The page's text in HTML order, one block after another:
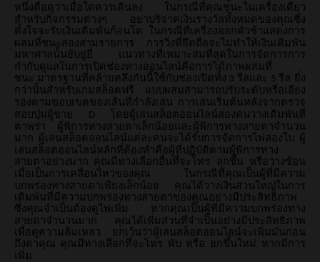
หนึ่งคือดูว่าเมื่อใดควรเดินลง
ในกรณีที่คุณชนะในเครื่องเดียว
สำหรับกิจกรรมต่างๆ
อย่าบริจาคเงินรางวัลทั้งหมดของคุณซึ่ง
ตั้งใจจะรับเงินเดิมพันก้อนโต
ในกรณีที่เครื่องออกตัวช้าแสดงการ
ผสมที่ชนะสองสามรายการ
การวิ่งที่ยึดถือจะไม่ทำให้เงินเดิมพัน
มหาศาลนั้นยับยู่ยี่
แนวทางที่เหมาะสมที่สุดในการจัดการการ
กำกับดูแลในการเปิดช่องทางออนไลน์คือการได้ภาพผสมที่
ชนะ มาตรฐานที่คล้ายคลึงกันนี้ใช้กับช่องเปิดทั้ง 3 รีลและ 5 รีล
ยิ่ง
กว่านั้นสำหรับเกมสล็อตฟรี
แบบผสมสามารถปรับระดับหรือเอียง
รองตามขอบเขตของเส้นที่กำลังเล่น การเล่นเริ่มต้นหลังจากตรวจ
สอบปุ่มผู้ขาย
D โดยผู้เล่นสล็อตออนไลน์สองคนวางเดิมพันที่
ตาพร่า
ผู้พิการทางสายตาเล็กน้อยและผู้พิการทางสายตาจำนวน
มาก
ผู้เล่นสล็อตออนไลน์แต่ละคนจะได้รับการจัดการไพ่สองใบ ผู้
เล่นสล็อตออนไลน์หลักที่ต้องทำคือผู้ที่ปฏิบัติตามผู้พิการทาง
สายตาอย่างมาก
คุณมีทางเลือกอื่นที่จะโทร ลุกขึ้น
หรือวางซ้อน
เมื่อเป็นการเคลื่อนไหวของคุณ
ในกรณีที่คุณเป็นผู้ที่มีความ
บกพร่องทางสายตาเพียงเล็กน้อย
คุณได้วางเงินส่วนใหญ่ในการ
เดิมพันที่มีความบกพร่องทางสายตาของคุณอย่างมีประสิทธิภาพ
ซึ่งคุณจำเป็นต้องดูไพ่เพิ่ม
หากคุณเป็นผู้ที่มีความบกพร่องทาง
สายตาจำนวนมาก
คุณได้เพิ่มส่วนที่จำเป็นอย่างมีประสิทธิภาพ
เพื่อดูความล้มเหลว
ยกเว้นว่าผู้เล่นสล็อตออนไลน์จะเพิ่มมันก่อน
ถึงตาคุณ คุณมีทางเลือกที่จะโทร พับ หรือ ยกขึ้นใหม่
หากมีการ
เพิ่ม